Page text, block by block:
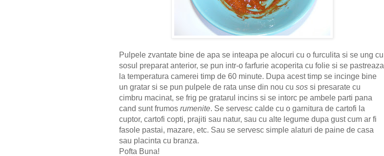
Pulpele zvantate bine de apa se inteapa pe alocuri cu o furculita si se ung cu
sosul preparat anterior, se pun intr-o farfurie acoperita cu folie si se pastreaza
la temperatura camerei timp de 60 minute. Dupa acest timp se incinge bine
un gratar si se pun pulpele de rata unse din nou cu sos si presarate cu
cimbru macinat, se frig pe gratarul incins si se intorc pe ambele parti pana
cand sunt frumos rumenite. Se servesc calde cu o garnitura de cartofi la
cuptor, cartofi copti, prajiti sau natur, sau cu alte legume dupa gust cum ar fi
fasole pastai, mazare, etc. Sau se servesc simple alaturi de paine de casa
sau placinta cu branza.
Pofta Buna!